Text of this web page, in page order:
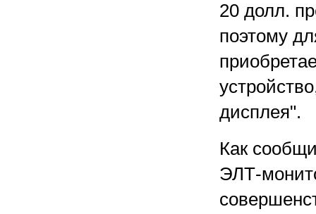
20 долл.
поэтому
дисплея".
Как
ЭЛТ-